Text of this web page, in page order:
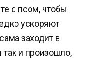
с псом, чтобы
ускоряют
заходит в
так и произошло,